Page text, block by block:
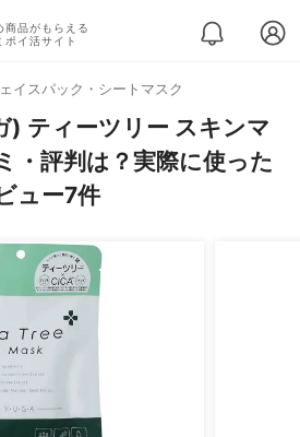
商品がもらえる
ポイ活サイト
イスパック・シートマスク
) ティーツリー スキンマ
・評判は？実際に使った
ュー7件